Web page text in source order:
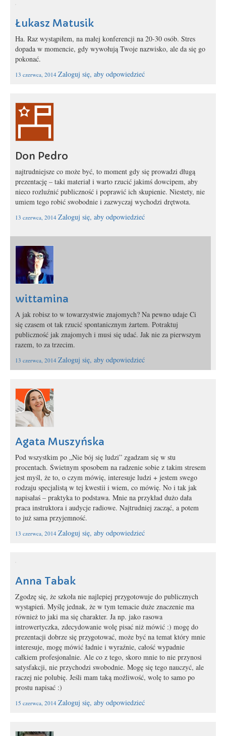
Łukasz Matusik
Ha. Raz wystąpiłem, na małej konferencji na 20-30 osób. Stres
dopada w momencie, gdy wywołują Twoje nazwisko, ale da się go
pokonać.
13 czerwca, 2014 Zaloguj się, aby odpowiedzieć
Don Pedro
najtrudniejsze co może być, to moment gdy się prowadzi długą
prezentację – taki materiał i warto rzucić jakimś dowcipem, aby
nieco rozluźnić publiczność i poprawić ich skupienie. Niestety, nie
umiem tego robić swobodnie i zazwyczaj wychodzi drętwota.
13 czerwca, 2014 Zaloguj się, aby odpowiedzieć
wittamina
A jak robisz to w towarzystwie znajomych? Na pewno udaje Ci
się czasem ot tak rzucić spontanicznym żartem. Potraktuj
publiczność jak znajomych i musi się udać. Jak nie za pierwszym
razem, to za trzecim.
13 czerwca, 2014 Zaloguj się, aby odpowiedzieć
Agata Muszyńska
Pod wszystkim po „Nie bój się ludzi” zgadzam się w stu
procentach. Świetnym sposobem na radzenie sobie z takim stresem
jest myśl, że to, o czym mówię, interesuje ludzi + jestem swego
rodzaju specjalistą w tej kwestii i wiem, co mówię. No i tak jak
napisałaś – praktyka to podstawa. Mnie na przykład dużo dała
praca instruktora i audycje radiowe. Najtrudniej zacząć, a potem
to już sama przyjemność.
13 czerwca, 2014 Zaloguj się, aby odpowiedzieć
Anna Tabak
Zgodzę się, że szkoła nie najlepiej przygotowuje do publicznych
wystąpień. Myślę jednak, że w tym temacie duże znaczenie ma
również to jaki ma się charakter. Ja np. jako rasowa
introwertyczka, zdecydowanie wolę pisać niż mówić :) mogę do
prezentacji dobrze się przygotować, może być na temat który mnie
interesuje, mogę mówić ładnie i wyraźnie, całość wypadnie
całkiem profesjonalnie. Ale co z tego, skoro mnie to nie przynosi
satysfakcji, nie przychodzi swobodnie. Mogę się tego nauczyć, ale
raczej nie polubię. Jeśli mam taką możliwość, wolę to samo po
prostu napisać :)
15 czerwca, 2014 Zaloguj się, aby odpowiedzieć